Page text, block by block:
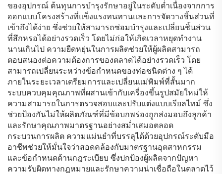
ของอุปกรณ์ ต้นทุนการบำรุงรักษาอยู่ในระดับต่ำเนื่องจากการ
ออกแบบโครงสร้างที่แข็งแรงทนทานและการจัดวางชิ้นส่วนที่
เข้าถึงได้ง่าย ซึ่งช่วยให้สามารถซ่อมบำรุงและเปลี่ยนชิ้นส่วน
ที่สึกหรอได้อย่างรวดเร็ว โดยไม่ก่อให้เกิดเวลาหยุดทำงาน
นานเกินไป ความยืดหยุ่นในการผลิตช่วยให้ผู้ผลิตสามารถ
ตอบสนองต่อความต้องการของตลาดได้อย่างรวดเร็ว โดย
สามารถเปลี่ยนระหว่างข้อกำหนดของท่อชนิดต่าง ๆ ได้
ภายในระยะเวลาเตรียมการและเปลี่ยนแม่พิมพ์ที่สั้นมาก
ระบบควบคุมคุณภาพที่ผสานเข้ากับเครื่องขึ้นรูปสมัยใหม่ให้
ความสามารถในการตรวจสอบและปรับแต่งแบบเรียลไทม์ ซึ่ง
ช่วยป้องกันไม่ให้ผลิตภัณฑ์ที่มีข้อบกพร่องถูกส่งมอบถึงลูกค้า
และรักษาคุณภาพมาตรฐานอย่างสม่ำเสมอตลอด
กระบวนการผลิต ความแม่นยำที่บรรลุได้ด้วยอุปกรณ์ระดับมือ
อาชีพช่วยให้มั่นใจว่าสอดคล้องกับมาตรฐานอุตสาหกรรม
และข้อกำหนดด้านกฎระเบียบ ซึ่งปกป้องผู้ผลิตจากปัญหา
ความรับผิดทางกฎหมายและรักษาความน่าเชื่อถือในตลาดไว้